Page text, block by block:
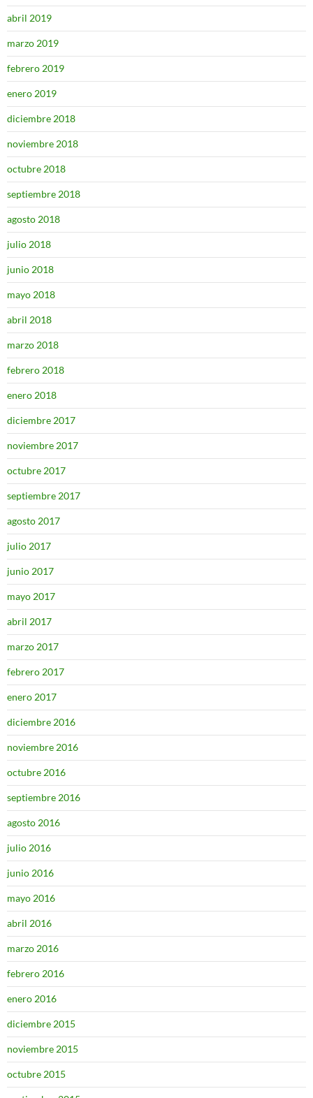
abril 2019
marzo 2019
febrero 2019
enero 2019
diciembre 2018
noviembre 2018
octubre 2018
septiembre 2018
agosto 2018
julio 2018
junio 2018
mayo 2018
abril 2018
marzo 2018
febrero 2018
enero 2018
diciembre 2017
noviembre 2017
octubre 2017
septiembre 2017
agosto 2017
julio 2017
junio 2017
mayo 2017
abril 2017
marzo 2017
febrero 2017
enero 2017
diciembre 2016
noviembre 2016
octubre 2016
septiembre 2016
agosto 2016
julio 2016
junio 2016
mayo 2016
abril 2016
marzo 2016
febrero 2016
enero 2016
diciembre 2015
noviembre 2015
octubre 2015